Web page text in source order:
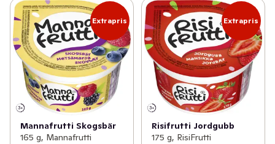
Extrapris
Mannafrutti Skogsbär
165 g, Mannafrutti
Extrapris
Risifrutti Jordgubb
175 g, RisiFrutti